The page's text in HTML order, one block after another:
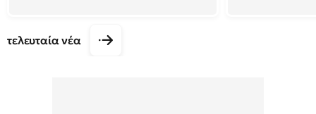
τελευταία νέα